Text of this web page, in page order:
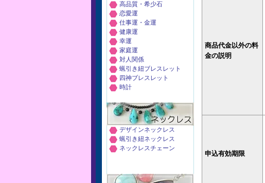
商品代金以外の料
金の説明
申込有効期限
高品質・希少石
恋愛運
仕事運・金運
健康運
幸運
家庭運
対人関係
蝋引き紐ブレスレット
四神ブレスレット
時計
デザインネックレス
蝋引き紐ネックレス
ネックレスチェーン